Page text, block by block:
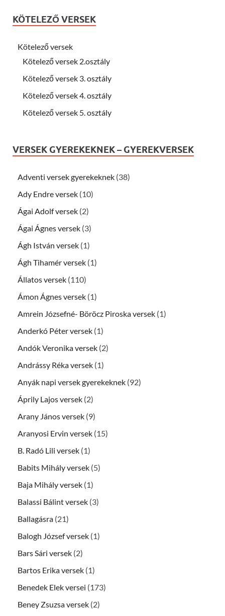
KÖTELEZŐ VERSEK
Kötelező versek
Kötelező versek 2.osztály
Kötelező versek 3. osztály
Kötelező versek 4. osztály
Kötelező versek 5. osztály
VERSEK GYEREKEKNEK – GYEREKVERSEK
Adventi versek gyerekeknek (38)
Ady Endre versek (10)
Ágai Adolf versek (2)
Ágai Ágnes versek (3)
Ágh István versek (1)
Ágh Tihamér versek (1)
Állatos versek (110)
Ámon Ágnes versek (1)
Amrein Józsefné- Böröcz Piroska versek (1)
Anderkó Péter versek (1)
Andók Veronika versek (2)
Andrássy Réka versek (1)
Anyák napi versek gyerekeknek (92)
Áprily Lajos versek (2)
Arany János versek (9)
Aranyosi Ervin versek (15)
B. Radó Lili versek (1)
Babits Mihály versek (5)
Baja Mihály versek (1)
Balassi Bálint versek (3)
Ballagásra (21)
Balogh József versek (1)
Bars Sári versek (2)
Bartos Erika versek (1)
Benedek Elek versei (173)
Beney Zsuzsa versek (2)